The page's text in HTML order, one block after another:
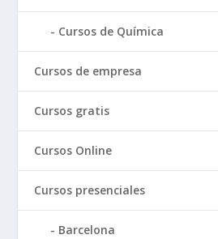
Cursos de Química
Cursos de empresa
Cursos gratis
Cursos Online
Cursos presenciales
Barcelona